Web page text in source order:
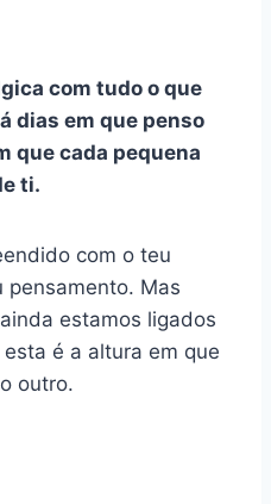
com tudo o que
dias em que penso
que cada pequena
ti.
com o teu
pensamento. Mas
estamos ligados
é a altura em que
outro.